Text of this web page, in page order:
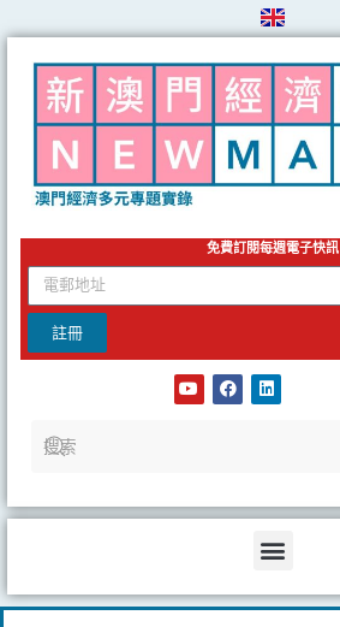
to
content
免費訂閱每週電子快訊
email
註冊
Y
o
F
a
L
i
Menu